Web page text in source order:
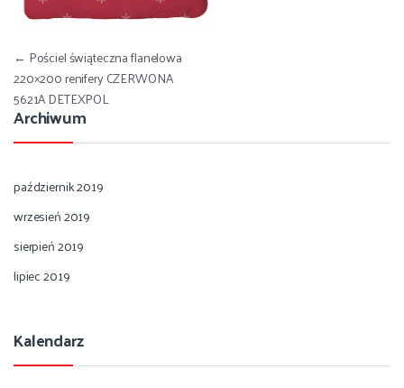
Nawigacja wpisu
← Pościel świąteczna flanelowa
220×200 renifery CZERWONA
5621A DETEXPOL
Archiwum
październik 2019
wrzesień 2019
sierpień 2019
lipiec 2019
Kalendarz